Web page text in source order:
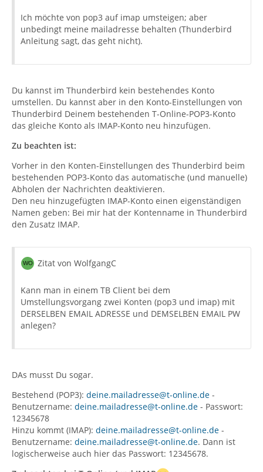
Ich möchte von pop3 auf imap umsteigen; aber
unbedingt meine mailadresse behalten (Thunderbird
Anleitung sagt, das geht nicht).
Du kannst im Thunderbird kein bestehendes Konto
umstellen. Du kannst aber in den Konto-Einstellungen von
Thunderbird Deinem bestehenden T-Online-POP3-Konto
das gleiche Konto als IMAP-Konto neu hinzufügen.
Zu beachten ist:
Vorher in den Konten-Einstellungen des Thunderbird beim
bestehenden POP3-Konto das automatische (und manuelle)
Abholen der Nachrichten deaktivieren.
Den neu hinzugefügten IMAP-Konto einen eigenständigen
Namen geben: Bei mir hat der Kontenname in Thunderbird
den Zusatz IMAP.
Zitat von WolfgangC
Kann man in einem TB Client bei dem
Umstellungsvorgang zwei Konten (pop3 und imap) mit
DERSELBEN EMAIL ADRESSE und DEMSELBEN EMAIL PW
anlegen?
DAs musst Du sogar.
Bestehend (POP3): deine.mailadresse@t-online.de -
Benutzername: deine.mailadresse@t-online.de - Passwort:
12345678
Hinzu kommt (IMAP): deine.mailadresse@t-online.de -
Benutzername: deine.mailadresse@t-online.de. Dann ist
logischerweise auch hier das Passwort: 12345678.